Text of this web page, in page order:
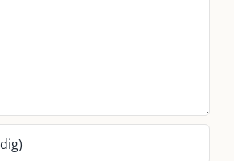
– Der Händlerzusammenschluss der Stadt